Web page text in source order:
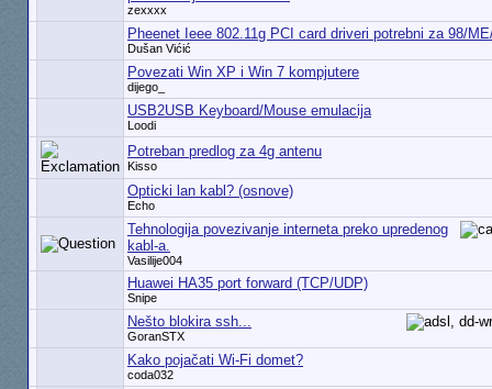
zexxxx
Pheenet Ieee 802.11g PCI card driveri potrebni za 98/
Dušan Vićić
Povezati Win XP i Win 7 kompjutere
dijego_
USB2USB Keyboard/Mouse emulacija
Loodi
Potreban predlog za 4g antenu
Kisso
Opticki lan kabl? (osnove)
Echo
Tehnologija povezivanje interneta preko upredenog
kabl-a.
Vasilije004
Huawei HA35 port forward (TCP/UDP)
Snipe
Nešto blokira ssh...
GoranSTX
Kako pojačati Wi-Fi domet?
coda032